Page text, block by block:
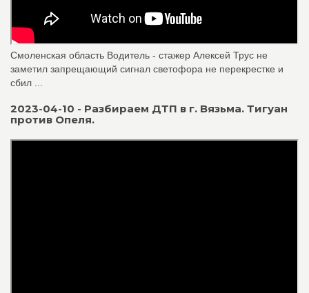
Смоленская область Водитель - стажер Алексей Трус не
заметил запрещающий сигнал светофора не перекрестке и
сбил ...
2023-04-10 - Разбираем ДТП в г. Вязьма. Тигуан
против Опеля.